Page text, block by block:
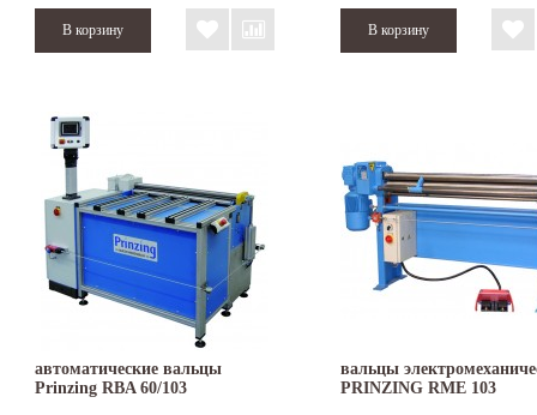
автоматические вальцы
Prinzing RBA 60/103
вальцы
PRINZING RME 103